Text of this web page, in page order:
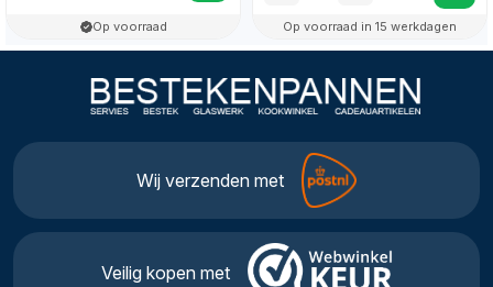
Op voorraad Op voorraad in 15 werkdagen
Wij verzenden met
Veilig kopen met